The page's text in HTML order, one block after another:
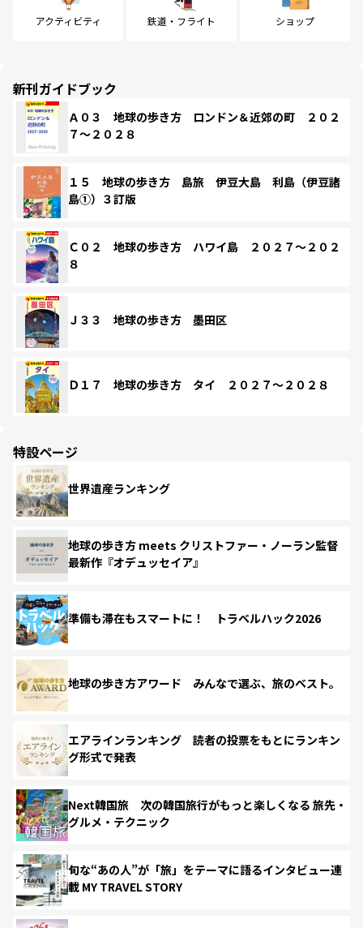
アクティビティ 鉄道・フライト ショップ
新刊ガイドブック
Ａ０３ 地球の歩き方 ロンドン＆近郊の町 ２０２
７～２０２８
１５ 地球の歩き方 島旅 伊豆大島 利島（伊豆諸
島①）３訂版
Ｃ０２ 地球の歩き方 ハワイ島 ２０２７～２０２
８
Ｊ３３ 地球の歩き方 墨田区
Ｄ１７ 地球の歩き方 タイ ２０２７～２０２８
特設ページ
世界遺産ランキング
地球の歩き方 meets クリストファー・ノーラン監督
最新作『オデュッセイア』
準備も滞在もスマートに！ トラベルハック2026
地球の歩き方アワード みんなで選ぶ、旅のベスト。
エアラインランキング 読者の投票をもとにランキン
グ形式で発表
Next韓国旅 次の韓国旅行がもっと楽しくなる 旅先・
グルメ・テクニック
旬な“あの人”が「旅」をテーマに語るインタビュー連
載 MY TRAVEL STORY